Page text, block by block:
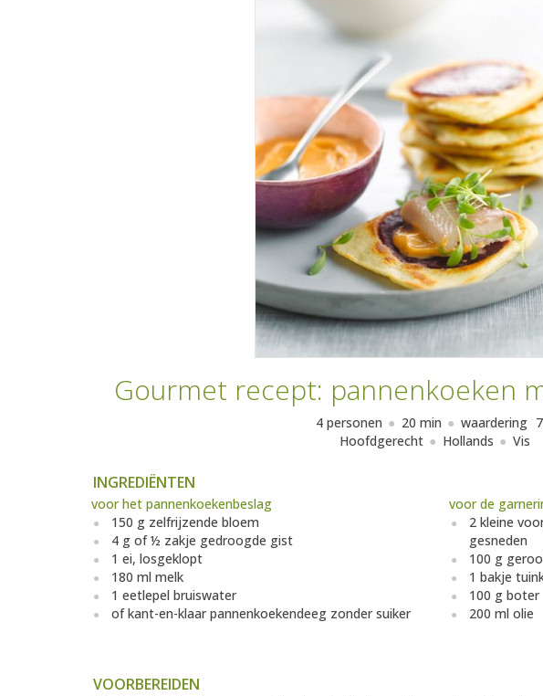
Gourmet recept: pannenkoeken
4 personen 20 min waardering
Hoofdgerecht
Hollands Vis
INGREDIËNTEN
voor het pannenkoekenbeslag
150 g zelfrijzende bloem
4 g of ½ zakje gedroogde gist
1 ei, losgeklopt
180 ml melk
1 eetlepel bruiswater
of kant-en-klaar pannenkoekendeeg zonder suiker
voor de
2 kleine
gesneden
100 g
1 bakje
100 g boter
200 ml olie
VOORBEREIDEN